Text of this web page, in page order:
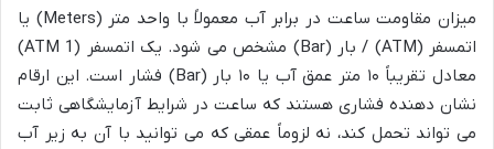
میزان مقاومت ساعت در برابر آب معمولاً با واحد متر (Meters) یا
اتمسفر (ATM) / بار (Bar) مشخص می شود. یک اتمسفر (1 ATM)
معادل تقریباً ۱۰ متر عمق آب یا ۱۰ بار (Bar) فشار است. این ارقام
نشان دهنده فشاری هستند که ساعت در شرایط آزمایشگاهی ثابت
می تواند تحمل کند، نه لزوماً عمقی که می توانید با آن به زیر آب